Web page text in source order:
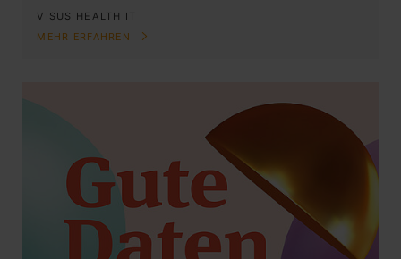
VISUS HEALTH IT
MEHR ERFAHREN